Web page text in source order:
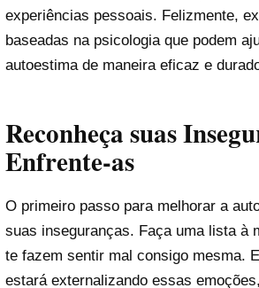
experiências pessoais. Felizmente,
baseadas na psicologia que podem
autoestima de maneira eficaz e
Reconheça suas
Enfrente-as
O primeiro passo para melhorar a
suas inseguranças. Faça uma lista à
te fazem sentir mal consigo mesma.
estará externalizando essas